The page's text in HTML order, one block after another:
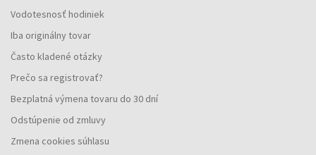
Vodotesnosť hodiniek
Iba originálny tovar
Často kladené otázky
Prečo sa registrovať?
Bezplatná výmena tovaru do 30 dní
Odstúpenie od zmluvy
Zmena cookies súhlasu